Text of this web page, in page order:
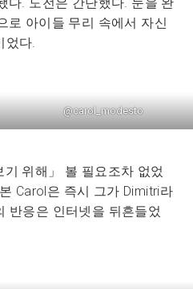
로 아이들 무리 속에서 자신
었다.
@carol_modesto
위해」 볼 필요조차 없었
Carol은 즉시 그가 Dimitri라
반응은 인터넷을 뒤흔들었